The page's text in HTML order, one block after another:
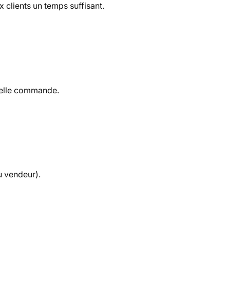
clients un temps suffisant.
commande.
vendeur).